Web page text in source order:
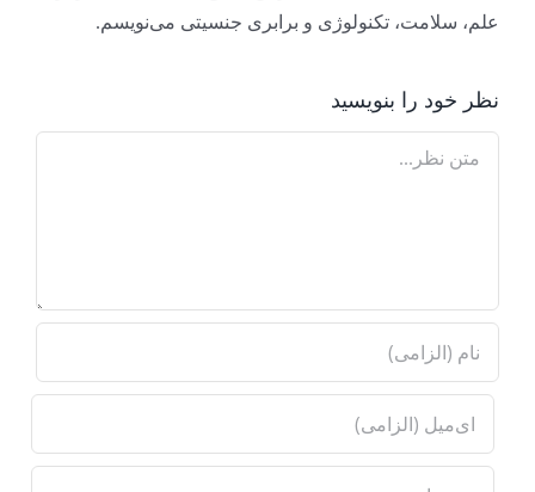
علم، سلامت، تکنولوژی و برابری جنسیتی می‌نویسم.
نظر خود را بنویسید
Comment